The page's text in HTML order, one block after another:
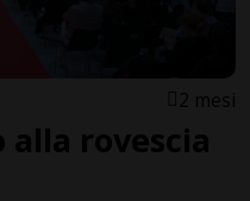
2 mesi
alla rovescia